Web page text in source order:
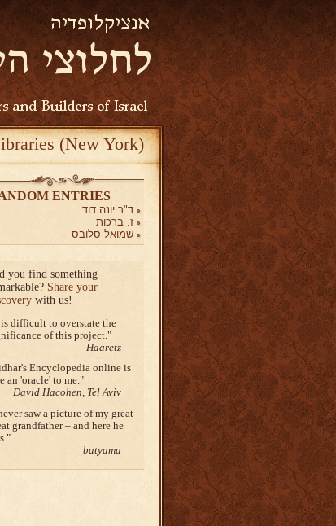
(New York)
ENTRIES
ד"ר יונה דוד
ז. ברכות
שמואל סלובס
you find something
Share your
with us!
difficult to overstate the
of this project.
Haaretz
Encyclopedia online is
an 'oracle' to me.
David Hacohen, Tel Aviv
saw a picture of my great
grandfather – and here he
batyama